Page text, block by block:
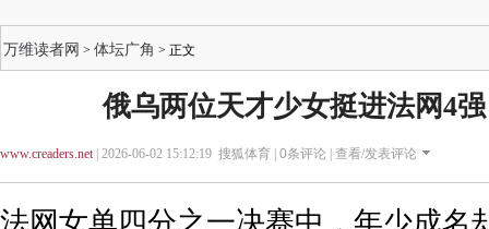
万维读者网 > 体坛广角 > 正文
俄乌两位天才少女挺进法网4
www.creaders.net| 2026-06-02 15:12:19 搜狐体育 | 0条评论 | 查看/发表评论
法网女单四分之一决赛中，年少成名